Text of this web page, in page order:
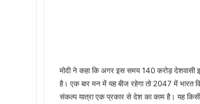
मोदी ने कहा कि अगर इस समय 140 करोड़
है। एक बार मन में यह बीज रहेगा तो 2047 में भारत
संकल्प यात्रा एक प्रकार से देश का काम है। यह